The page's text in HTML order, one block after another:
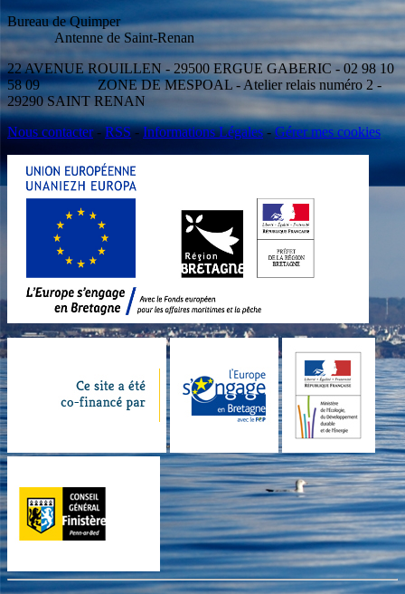
Bureau de Quimper
Antenne de Saint-Renan
22 AVENUE ROUILLEN - 29500 ERGUE GABERIC - 02 98 10
58 09 ZONE DE MESPOAL - Atelier relais numéro 2 -
29290 SAINT RENAN
Nous contacter-RSS-Informations Légales-Gérer mes cookies